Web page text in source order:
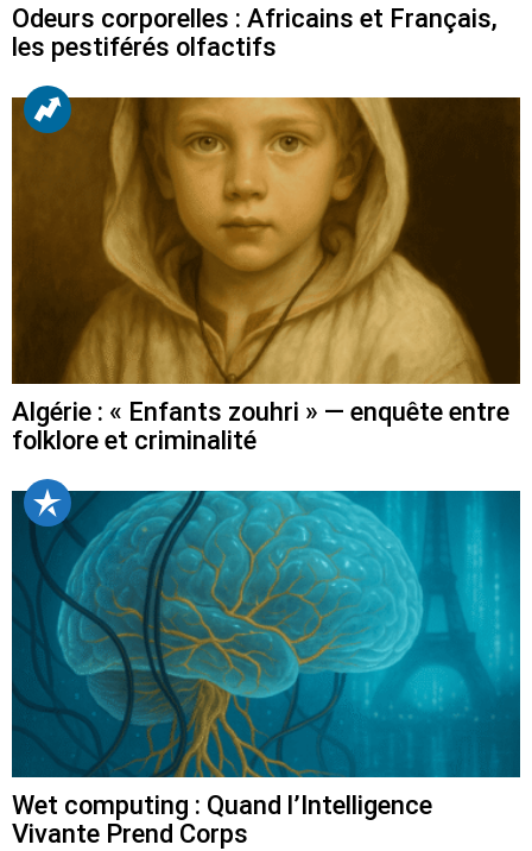
Odeurs corporelles : Africains et Français,
les pestiférés olfactifs
Algérie : « Enfants zouhri » — enquête entre
folklore et criminalité
Wet computing : Quand l’Intelligence
Vivante Prend Corps